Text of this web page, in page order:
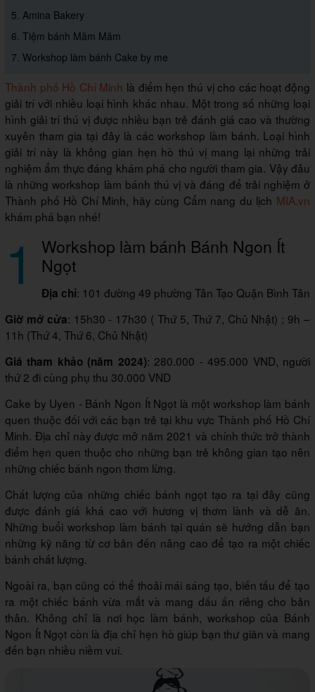
5. Amina Bakery
6. Tiệm bánh Măm Măm
7. Workshop làm bánh Cake by me
Thành phố Hồ Chí Minh là điểm hẹn thú vị cho các hoạt động
giải trí với nhiều loại hình khác nhau. Một trong số những loại
hình giải trí thú vị được nhiều bạn trẻ đánh giá cao và thường
xuyên tham gia tại đây là các workshop làm bánh. Loại hình
giải trí này là không gian hẹn hò thú vị mang lại những trải
nghiệm ẩm thực đáng khám phá cho người tham gia. Vậy đâu
là những workshop làm bánh thú vị và đáng để trải nghiệm ở
Thành phố Hồ Chí Minh, hãy cùng Cẩm nang du lịch MIA.vn
khám phá bạn nhé!
1 Workshop làm bánh Bánh Ngon Ít
Ngọt
Địa chỉ: 101 đường 49 phường Tân Tạo Quận Bình Tân
Giờ mở cửa: 15h30 - 17h30 ( Thứ 5, Thứ 7, Chủ Nhật) ; 9h –
11h (Thứ 4, Thứ 6, Chủ Nhật)
Giá tham khảo (năm 2024): 280.000 - 495.000 VND, người
thứ 2 đi cùng phụ thu 30.000 VND
Cake by Uyen - Bánh Ngon Ít Ngọt là một workshop làm bánh
quen thuộc đối với các bạn trẻ tại khu vực Thành phố Hồ Chí
Minh. Địa chỉ này được mở năm 2021 và chính thức trở thành
điểm hẹn quen thuộc cho những bạn trẻ không gian tạo nên
những chiếc bánh ngon thơm lừng.
Chất lượng của những chiếc bánh ngọt tạo ra tại đây cũng
được đánh giá khá cao với hương vị thơm lành và dễ ăn.
Những buổi workshop làm bánh tại quán sẽ hướng dẫn bạn
những kỹ năng từ cơ bản đến nâng cao để tạo ra một chiếc
bánh chất lượng.
Ngoài ra, bạn cũng có thể thoải mái sáng tạo, biến tấu để tạo
ra một chiếc bánh vừa mắt và mang dấu ấn riêng cho bản
thân. Không chỉ là nơi học làm bánh, workshop của Bánh
Ngon Ít Ngọt còn là địa chỉ hẹn hò giúp bạn thư giãn và mang
đến bạn nhiều niềm vui.